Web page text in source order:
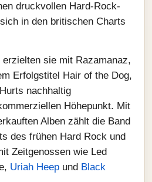
druckvollen Hard-Rock-
in den britischen Charts
erzielten sie mit Razamanaz,
Erfolgstitel Hair of the Dog,
nachhaltig
Höhepunkt. Mit
Alben zählt die Band
des frühen Hard Rock und
Zeitgenossen wie Led
Uriah Heep und Black